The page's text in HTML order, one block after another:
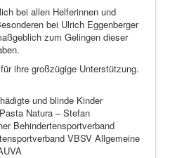
bei allen Helferinnen und
bei Ulrich Eggenberger
zum Gelingen dieser
ihre großzügige Unterstützung.
und blinde Kinder
Natura – Stefan
Behindertensportverband
VBSV Allgemeine